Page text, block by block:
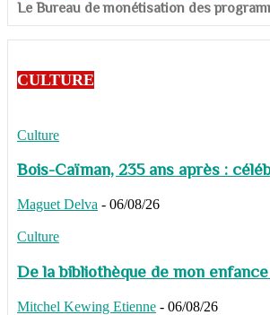
​​​​​​​Le Bureau de monétisation des
CULTURE
Culture
Bois-Caïman, 235 ans après :
Maguet Delva - 06/08/26
Culture
De la bibliothèque de mon
Mitchel Kewing Etienne - 06/08/26